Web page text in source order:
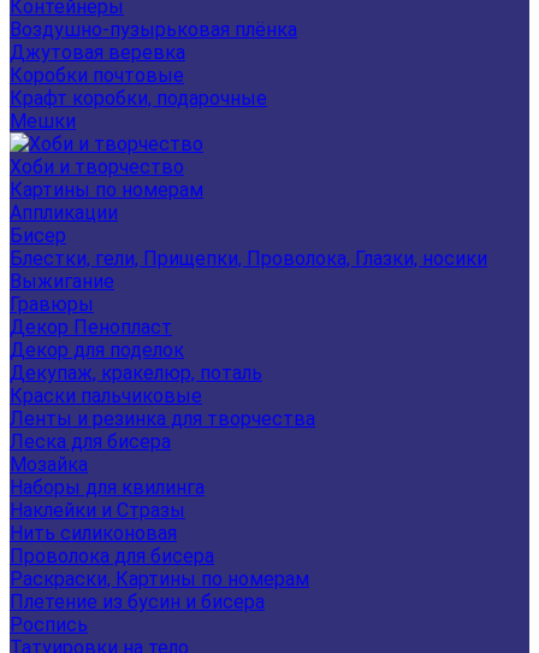
Контейнеры
Воздушно-пузырьковая плёнка
Джутовая веревка
Коробки почтовые
Крафт коробки, подарочные
Мешки
Хоби и творчество
Картины по номерам
Аппликации
Бисер
Блестки, гели, Прищепки, Проволока, Глазки, носики
Выжигание
Гравюры
Декор Пенопласт
Декор для поделок
Декупаж, кракелюр, поталь
Краски пальчиковые
Ленты и резинка для творчества
Леска для бисера
Мозайка
Наборы для квилинга
Наклейки и Стразы
Нить силиконовая
Проволока для бисера
Раскраски, Картины по номерам
Плетение из бусин и бисера
Роспись
Татуировки на тело